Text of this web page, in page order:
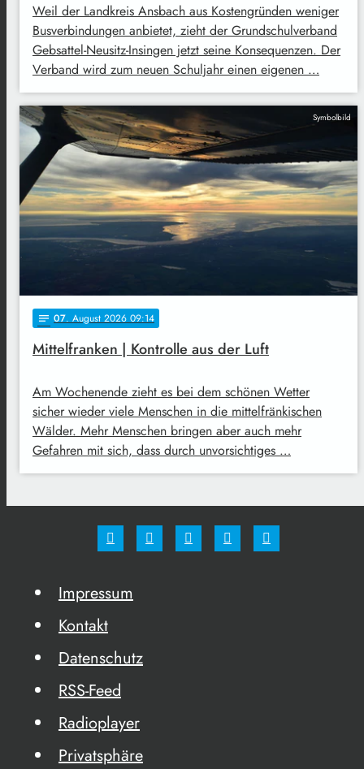
Weil der Landkreis Ansbach aus Kostengründen weniger
Busverbindungen anbietet, zieht der Grundschulverband
Gebsattel-Neusitz-Insingen jetzt seine Konsequenzen. Der
Verband wird zum neuen Schuljahr einen eigenen …
Symbolbild
notes 07. August 2026 09:14
Mittelfranken | Kontrolle aus der Luft
Am Wochenende zieht es bei dem schönen Wetter
sicher wieder viele Menschen in die mittelfränkischen
Wälder. Mehr Menschen bringen aber auch mehr
Gefahren mit sich, dass durch unvorsichtiges …
Impressum
Kontakt
Datenschutz
RSS-Feed
Radioplayer
Privatsphäre